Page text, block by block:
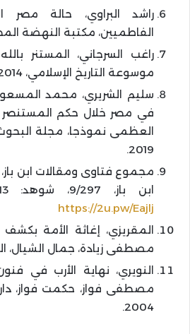
راشد البراوي، حالة
الفاطميين، مكتبة النهضة
راغب السرجاني، المستنر
موسوعة التاريخ الإسلامي، 2014
سليم الشريري، محمد
في مصر خلال حكم المستنصر
العظمى نموذجا، مجلة البحوث
2019.
مجموع فتاوى ومقالات ابن
ابن باز، 9/297، شوهد: 13/ 6/ 2022م، انظر:
https://2u.pw/Eajlj
المقريزي، إغاثة الأمة
مصطفى زيادة، جمال الشيال،
النويري، نهاية الأرب في
مصطفى فواز، حكمت فواز، دار
2004.